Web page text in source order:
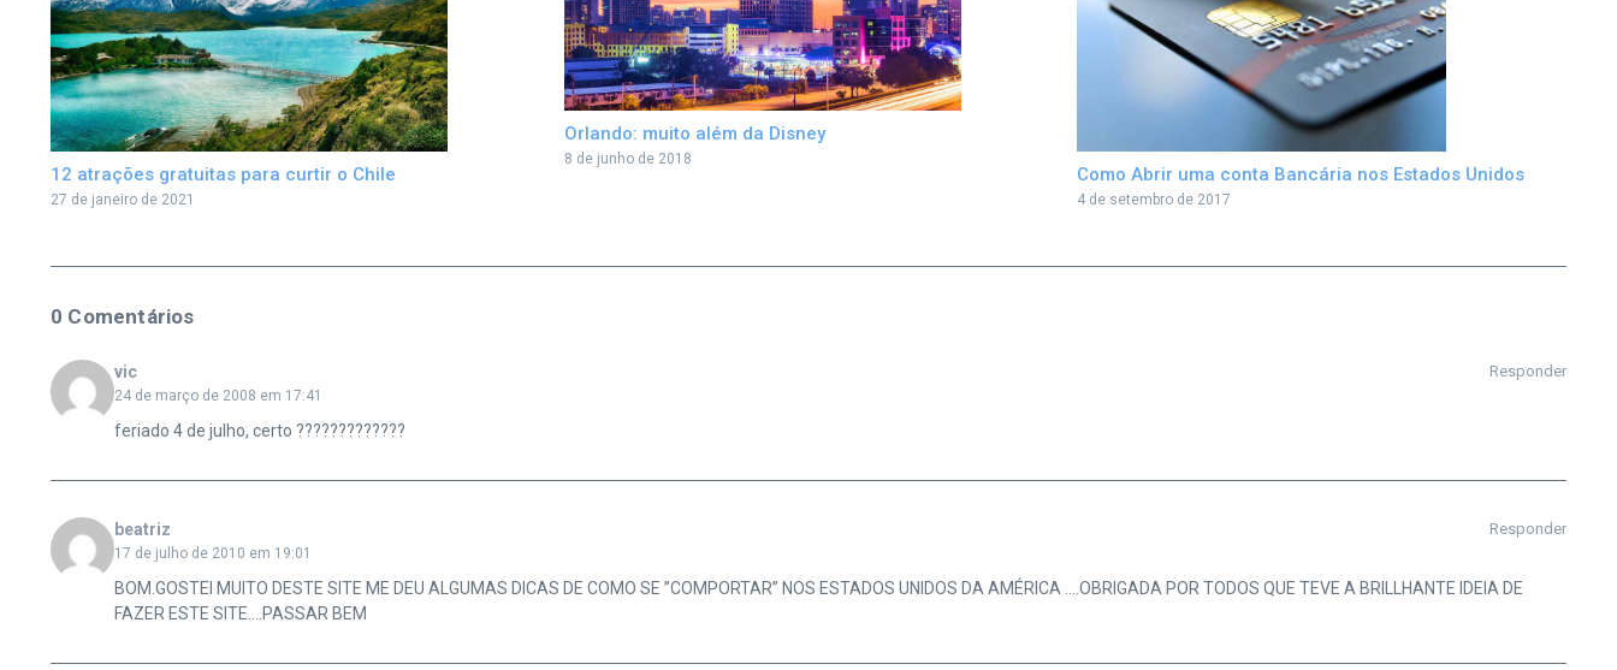
12 atrações gratuitas para curtir o Chile
27 de janeiro de 2021
Orlando: muito além da Disney
8 de junho de 2018
Como Abrir uma conta Bancária nos Estados Unidos
4 de setembro de 2017
0 Comentários
vic
24 de março de 2008 em 17:41
Responder
feriado 4 de julho, certo ?????????????
beatriz
17 de julho de 2010 em 19:01
Responder
BOM.GOSTEI MUITO DESTE SITE ME DEU ALGUMAS DICAS DE COMO SE ”COMPORTAR” NOS ESTADOS UNIDOS DA AMÉRICA ….OBRIGADA POR TODOS QUE TEVE A BRILLHANTE IDEIA DE
FAZER ESTE SITE….PASSAR BEM